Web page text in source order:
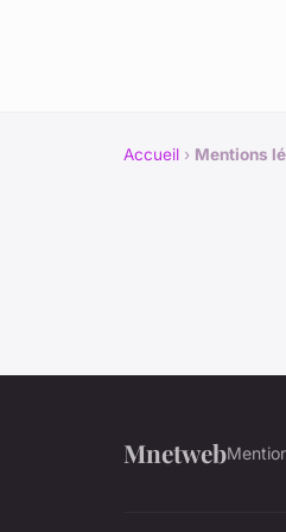
Accueil › Mentions
Mnetweb